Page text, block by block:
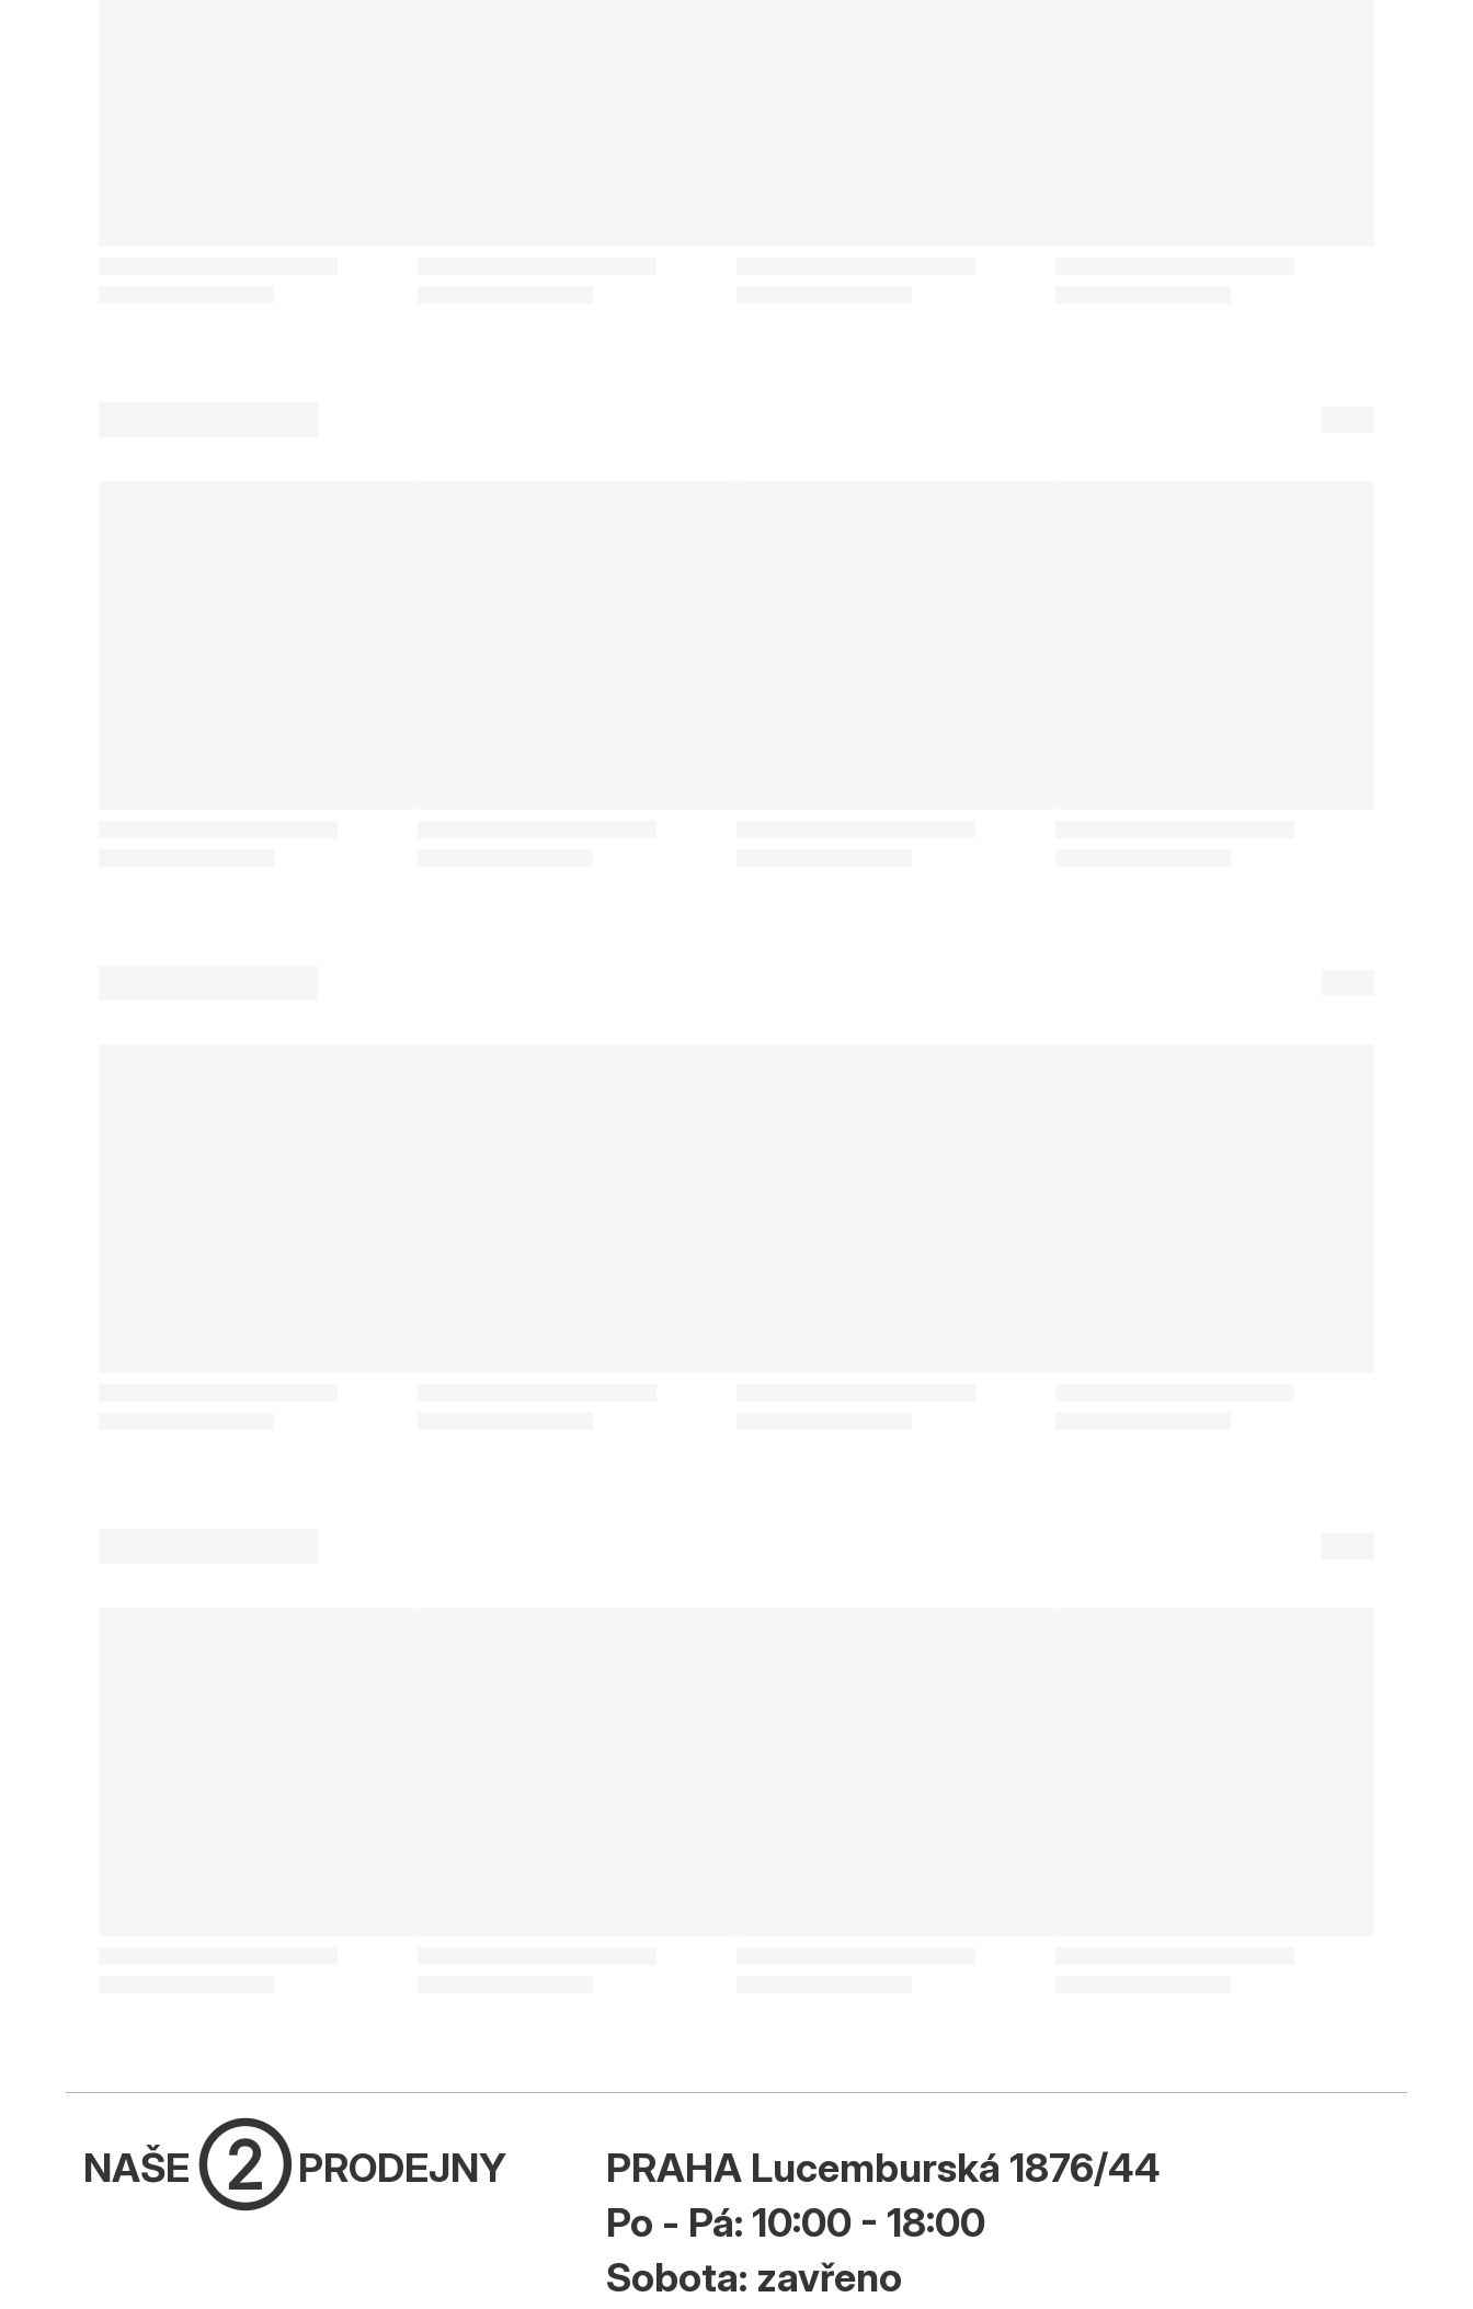
NAŠE ➁ PRODEJNY
PRAHA Lucemburská 1876/44
Po - Pá: 10:00 - 18:00
Sobota: zavřeno